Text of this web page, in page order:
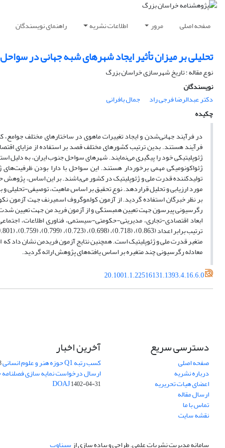
صفحه اصلی مرور اطلاعات نشریه راهنمای نویسندگان
تحلیلی بر میزان تأثیر ایجاد شهرهای شبه جهانی در
نوع مقاله : تاریخ شهرسازی خراسان بزرگ
نویسندگان
دکتر عبدالرضا فرجی راد
جمال بافرانی
چکیده
در فرآیند جهانی‌شدن و ایجاد تغییرات ماهوی در ساختارهای مختلف
فرآیند هستند. بدین ترتیب کشورهای مختلف قصد بر استفاده از مزایای
ژئوپلیتیکی خود را پیگیری می‌نمایند. شهرهای سواحل جنوب ایران، به دلیل
ژئواکونومیکی مهمی برخوردار هستند. این سواحل با دارا بودن ظرفیت‌های
تولیدکننده قدرت ملی و ژئوپلیتیک در کشور می‌باشند. بر این اساس،
مورد ارزیابی و تحلیل قراردهد. نوع تحقیق بر اساس ماهیت، توصیفی-تحلیلی
بر نظر خبرگان استفاده گردید. از آزمون کولموگروف اسمیرنف جهت آزمون
رگرسیونی پیرسون جهت تعیین همبستگی و از آزمون فرید من جهت تعیین شدت
ابعاد اقتصادی-تجاری، مدیریتی-حکومتی-سیستمی، فناوری اطلاعات،
متغیر قدرت ملی و ژئوپلیتیک است. همچنین نتایج آزمون فریدمن نشان داد
معادله رگرسیونی چند متغیره بر اساس یافته‌های پژوهش ارائه گردید.
20.1001.1.22516131.1393.4.16.6.0
دسترسی سریع
صفحه اصلی
درباره نشریه
اعضای هیات تحریریه
ارسال مقاله
تماس با ما
نقشه سایت
آخرین اخبار
کسب رتبه Q1 حوزه هنر و علوم انسانی
ارسال درخواست نمایه سازی
DOAJ1402-04-31
سامانه مدیریت نشریات علمی.طراحی و پیاده سازی ازسیناوب